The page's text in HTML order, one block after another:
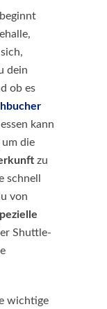
dein
ob es
kann
die
zu
schnell
von
Shuttle-
wichtige